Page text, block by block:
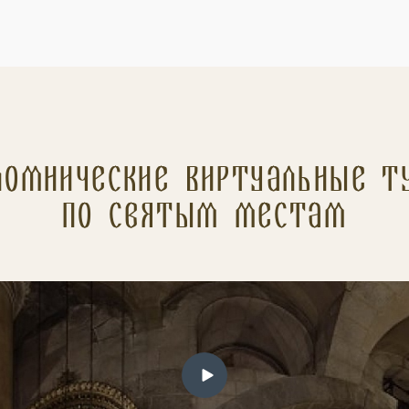
Виртуальные
по святым местам